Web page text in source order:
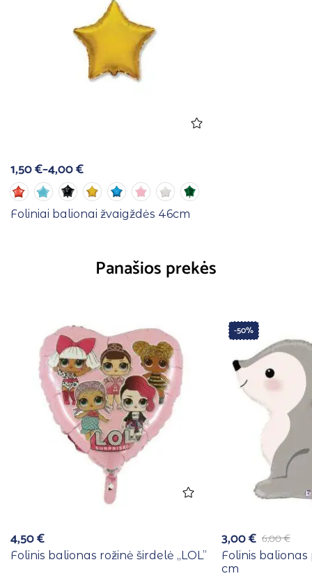
1,50€–4,00€
Foliniai balionai žvaigždės 46cm
Panašios prekės
4,50€
Folinis balionas rožinė širdelė ,,LOL”
-50%
6,00€
3,00€
Folinis balionas
cm